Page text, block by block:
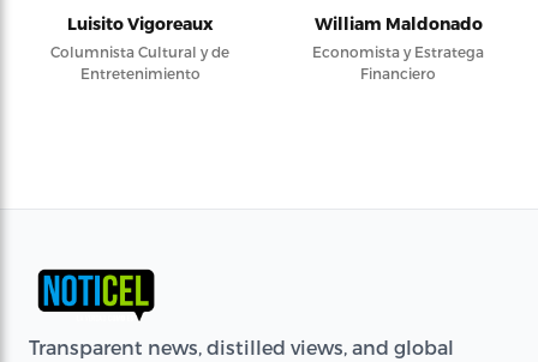
Luisito Vigoreaux
Columnista Cultural y de
Entretenimiento
William Maldonado
Economista y Estratega
Financiero
Transparent news, distilled views, and global